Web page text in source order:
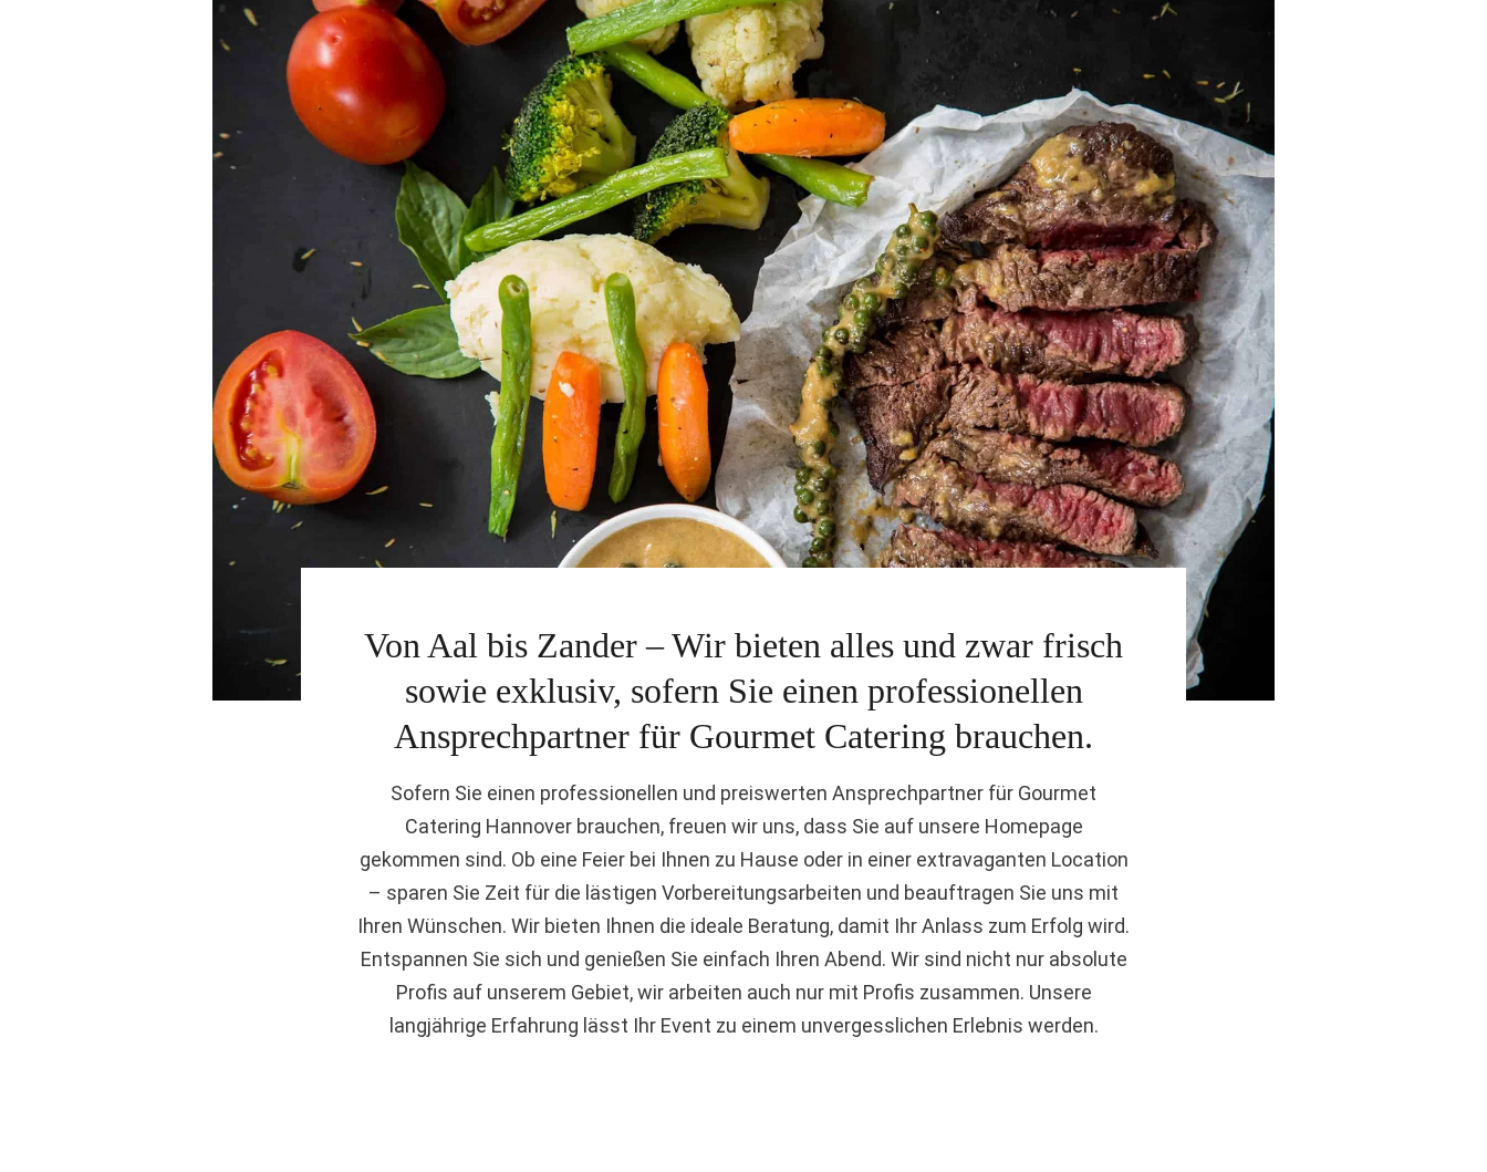
Von Aal bis Zander – Wir bieten alles und zwar frisch
sowie exklusiv, sofern Sie einen professionellen
Ansprechpartner für Gourmet Catering brauchen.
Sofern Sie einen professionellen und preiswerten Ansprechpartner für Gourmet
Catering Hannover brauchen, freuen wir uns, dass Sie auf unsere Homepage
gekommen sind. Ob eine Feier bei Ihnen zu Hause oder in einer extravaganten Location
– sparen Sie Zeit für die lästigen Vorbereitungsarbeiten und beauftragen Sie uns mit
Ihren Wünschen. Wir bieten Ihnen die ideale Beratung, damit Ihr Anlass zum Erfolg wird.
Entspannen Sie sich und genießen Sie einfach Ihren Abend. Wir sind nicht nur absolute
Profis auf unserem Gebiet, wir arbeiten auch nur mit Profis zusammen. Unsere
langjährige Erfahrung lässt Ihr Event zu einem unvergesslichen Erlebnis werden.